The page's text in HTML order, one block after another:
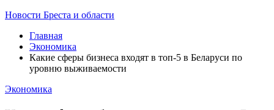
Новости Бреста и области
Главная
Экономика
Какие сферы бизнеса входят в топ-5 в Беларуси по
уровню выживаемости
Экономика